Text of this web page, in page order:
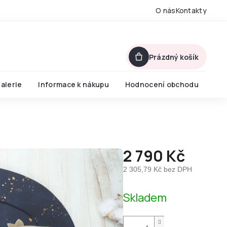
O násKontakty
Prázdný košík
Informace k nákupu Hodnocení obchodu
2 790 Kč
2 305,79 Kč bez DPH
cena:
Skladem